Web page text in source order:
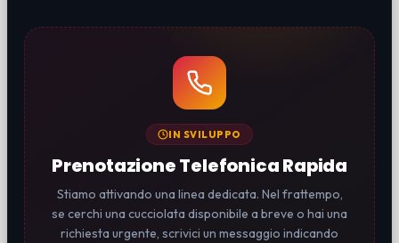
IN SVILUPPO
Prenotazione Telefonica Rapida
Stiamo attivando una linea dedicata. Nel frattempo,
se cerchi una cucciolata disponibile a breve o hai una
richiesta urgente, scrivici un messaggio indicando